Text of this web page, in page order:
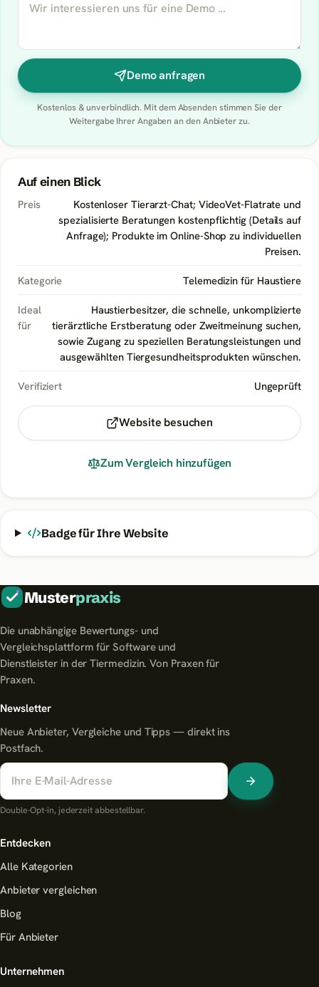
Demo anfragen
Kostenlos & unverbindlich. Mit dem Absenden stimmen Sie der
Weitergabe Ihrer Angaben an den Anbieter zu.
Auf einen Blick
Preis
Kostenloser Tierarzt-Chat; VideoVet-Flatrate und
spezialisierte Beratungen kostenpflichtig (Details auf
Anfrage); Produkte im Online-Shop zu individuellen
Preisen.
Kategorie Telemedizin für Haustiere
Ideal
für
Haustierbesitzer, die schnelle, unkomplizierte
tierärztliche Erstberatung oder Zweitmeinung suchen,
sowie Zugang zu speziellen Beratungsleistungen und
ausgewählten Tiergesundheitsprodukten wünschen.
Verifiziert Ungeprüft
Website besuchen
Zum Vergleich hinzufügen
Badge für Ihre Website
Musterpraxis
Die unabhängige Bewertungs- und
Vergleichsplattform für Software und
Dienstleister in der Tiermedizin. Von Praxen für
Praxen.
Newsletter
Neue Anbieter, Vergleiche und Tipps — direkt ins
Postfach.
Double-Opt-in, jederzeit abbestellbar.
Entdecken
Alle Kategorien
Anbieter vergleichen
Blog
Für Anbieter
Unternehmen